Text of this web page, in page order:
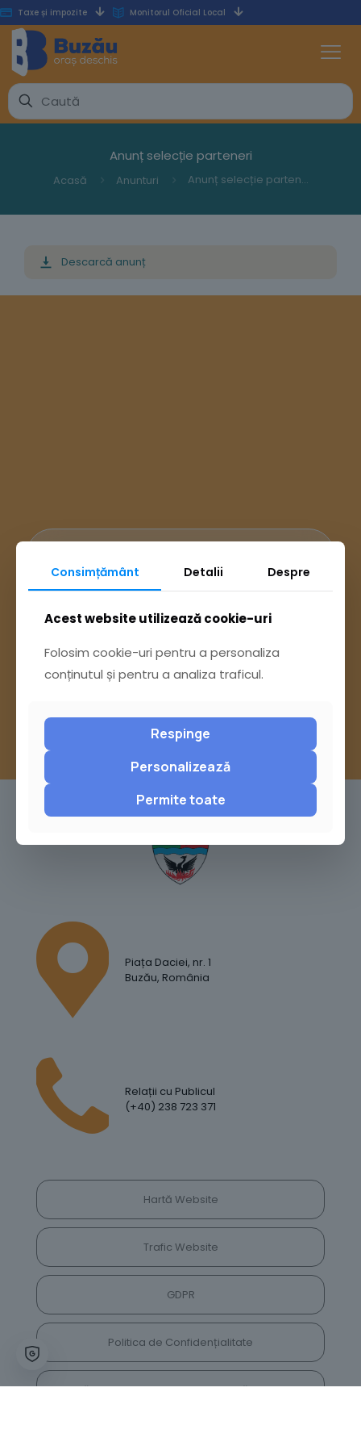
Taxe și impozite Monitorul Oficial Local
Anunț selecție parteneri
Acasă Anunturi Anunț selecție parteneri
Descarcă anunț
Ai întrebări? Accesează
Pagina Contact
sau trimite o sesizare pe Buzău City
Report
Piața Daciei, nr. 1
Buzău, România
Relații cu Publicul
(+40) 238 723 371
Hartă Website
Trafic Website
GDPR
Politica de Confidențialitate
Vrei să lași feedback despre site? Părerea ta ne
Consimțământ Detalii Despre
Acest website utilizează cookie-uri
Folosim cookie-uri pentru a personaliza
conținutul și pentru a analiza traficul.
Respinge
Personalizează
Permite toate